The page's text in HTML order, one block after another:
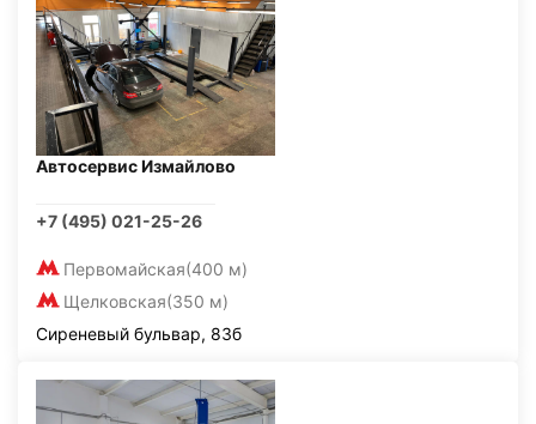
Автосервис Измайлово
+7 (495) 021-25-26
Первомайская(400 м)
Щелковская(350 м)
Сиреневый бульвар, 83б